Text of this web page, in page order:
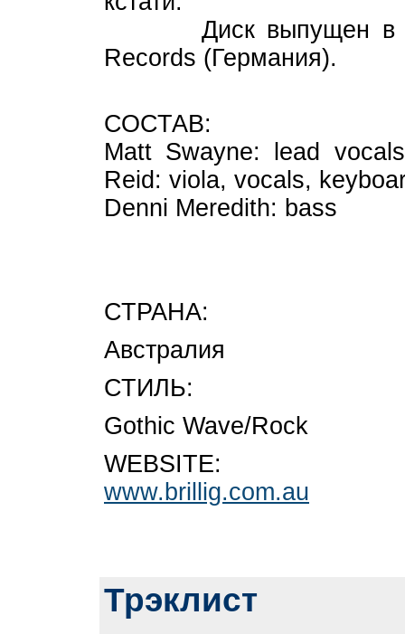
Диск выпущен в
Records (Германия).
СОСТАВ:
Matt Swayne: lead
Reid: viola, vocals,
Denni Meredith: bass
СТРАНА:
Австралия
СТИЛЬ:
Gothic Wave/Rock
WEBSITE:
www.brillig.com.au
Трэклист